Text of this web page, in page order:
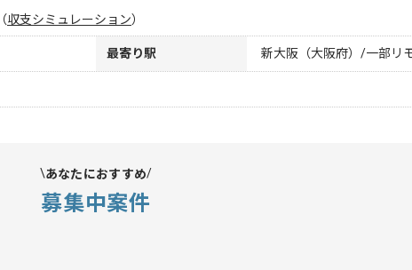
（収支シミュレーション）
最寄り駅 新大阪（大阪府）/一部リ
あなたにおすすめ
募集中案件